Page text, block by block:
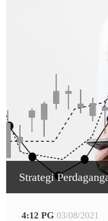
Strategi
4:12 PG 03/08/2021